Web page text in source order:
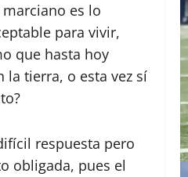
es lo
para vivir,
que hasta hoy
la tierra, o esta vez sí
respuesta pero
obligada, pues el